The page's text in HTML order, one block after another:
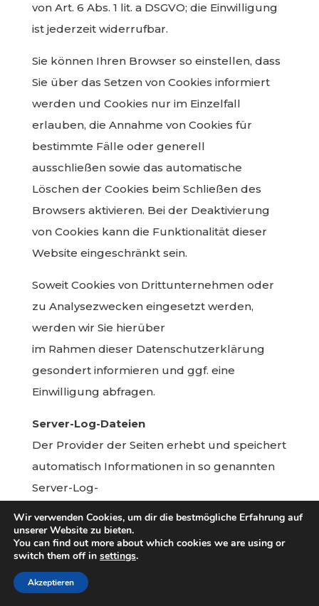
von Art. 6 Abs. 1 lit. a DSGVO; die Einwilligung
ist jederzeit widerrufbar.
Sie können Ihren Browser so einstellen, dass
Sie über das Setzen von Cookies informiert
werden und Cookies nur im Einzelfall
erlauben, die Annahme von Cookies für
bestimmte Fälle oder generell
ausschließen sowie das automatische
Löschen der Cookies beim Schließen des
Browsers aktivieren. Bei der Deaktivierung
von Cookies kann die Funktionalität dieser
Website eingeschränkt sein.
Soweit Cookies von Drittunternehmen oder
zu Analysezwecken eingesetzt werden,
werden wir Sie hierüber
im Rahmen dieser Datenschutzerklärung
gesondert informieren und ggf. eine
Einwilligung abfragen.
Server-Log-Dateien
Der Provider der Seiten erhebt und speichert
automatisch Informationen in so genannten
Server-Log-
übermittelt. Dies sind:
Browsertyp und Browserversion
verwendetes Betriebssystem
Referrer URL
Wir verwenden Cookies, um dir die bestmögliche Erfahrung auf
unserer Website zu bieten.
You can find out more about which cookies we are using or
switch them off in settings.
Akzeptieren